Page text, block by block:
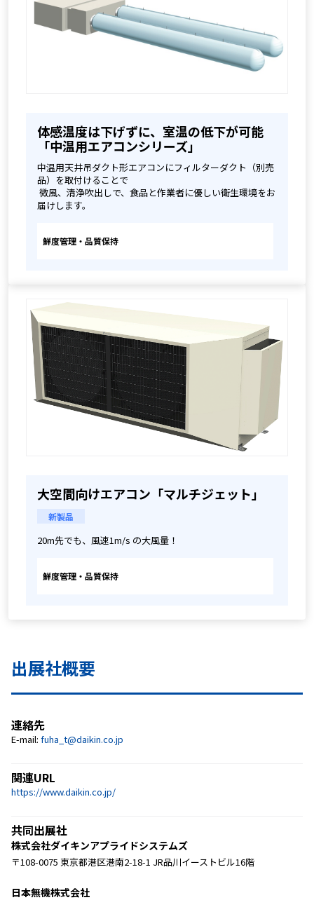
体感温度は下げずに、室温の低下が可能
「中温用エアコンシリーズ」
中温用天井吊ダクト形エアコンにフィルターダクト（別売
品）を取付けることで
微風、清浄吹出しで、食品と作業者に優しい衛生環境をお
届けします。
鮮度管理・品質保持
大空間向けエアコン「マルチジェット」
新製品
20m先でも、風速1m/s の大風量！
鮮度管理・品質保持
出展社概要
連絡先
E-mail: fuha_t@daikin.co.jp
関連URL
https://www.daikin.co.jp/
共同出展社
株式会社ダイキンアプライドシステムズ
〒108-0075 東京都港区港南2-18-1 JR品川イーストビル16階
日本無機株式会社